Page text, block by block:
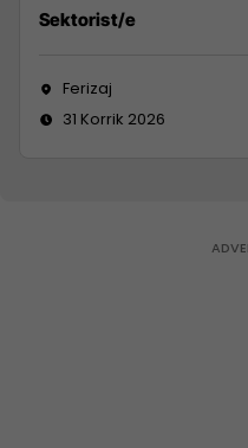
Sektorist/e
Ferizaj
31 Korrik 2026